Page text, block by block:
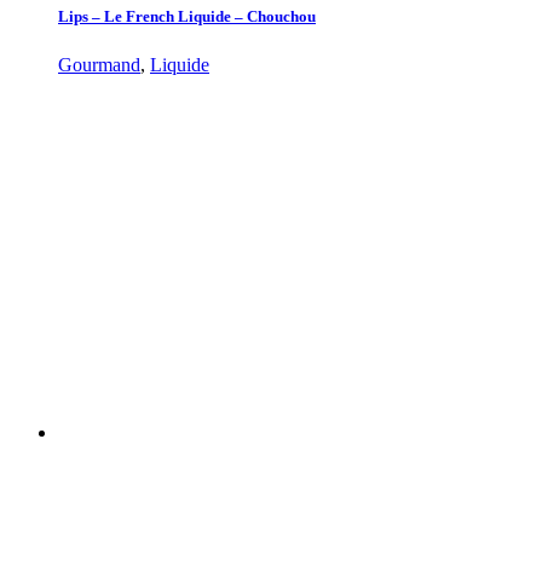
Lips – Le French Liquide – Chouchou
Gourmand, Liquide